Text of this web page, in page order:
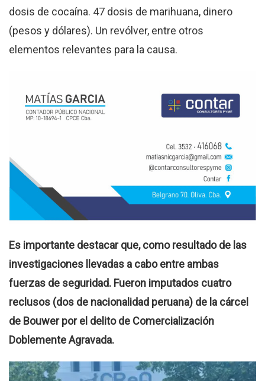
dosis de cocaína. 47 dosis de marihuana, dinero
(pesos y dólares). Un revólver, entre otros
elementos relevantes para la causa.
Es importante destacar que, como resultado de las
investigaciones llevadas a cabo entre ambas
fuerzas de seguridad. Fueron imputados cuatro
reclusos (dos de nacionalidad peruana) de la cárcel
de Bouwer por el delito de Comercialización
Doblemente Agravada.